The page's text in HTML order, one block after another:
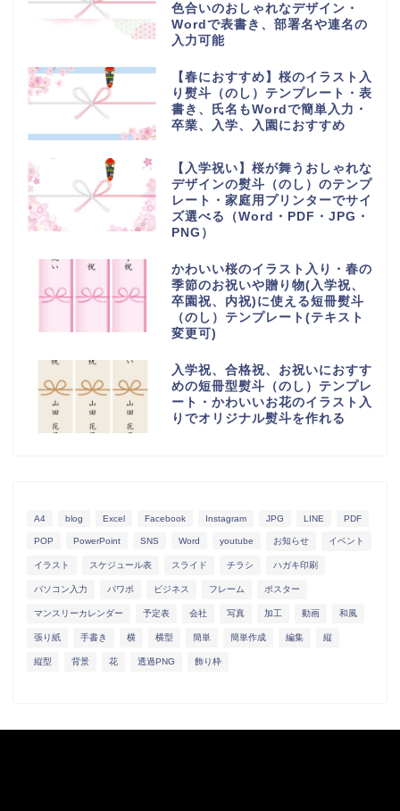
色合いのおしゃれなデザイン・
Wordで表書き、部署名や連名の
入力可能
【春におすすめ】桜のイラスト入
り熨斗（のし）テンプレート・表
書き、氏名もWordで簡単入力・
卒業、入学、入園におすすめ
【入学祝い】桜が舞うおしゃれな
デザインの熨斗（のし）のテンプ
レート・家庭用プリンターでサイ
ズ選べる（Word・PDF・JPG・
PNG）
かわいい桜のイラスト入り・春の
季節のお祝いや贈り物(入学祝、
卒園祝、内祝)に使える短冊熨斗
（のし）テンプレート(テキスト
変更可)
入学祝、合格祝、お祝いにおすす
めの短冊型熨斗（のし）テンプレ
ート・かわいいお花のイラスト入
りでオリジナル熨斗を作れる
A4 blog Excel Facebook Instagram JPG LINE PDF
POP PowerPoint SNS Word youtube お知らせ イベント
イラスト スケジュール表 スライド チラシ ハガキ印刷
パソコン入力 パワポ ビジネス フレーム ポスター
マンスリーカレンダー 予定表 会社 写真 加工 動画 和風
張り紙 手書き 横 横型 簡単 簡単作成 編集 縦
縦型 背景 花 透過PNG 飾り枠